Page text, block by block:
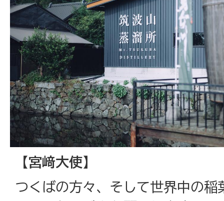
【宮﨑大使】
つくばの方々、そして世界中の稲